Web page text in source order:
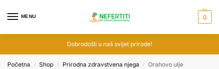
MENU 0
Dobrodošli u naš svijet prirode!
Početna / Shop / Prirodna zdravstvena njega / Orahovo ulje